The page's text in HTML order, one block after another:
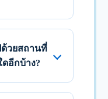
วยสถานที่
อีกบ้าง?